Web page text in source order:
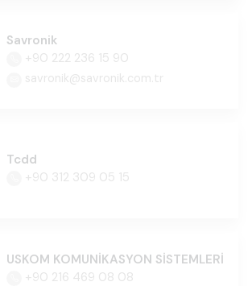
Savronik
+90 222 236 15 90
savronik@savronik.com.tr
Tcdd
+90 312 309 05 15
USKOM KOMUNİKASYON SİSTEMLERİ
+90 216 469 08 08